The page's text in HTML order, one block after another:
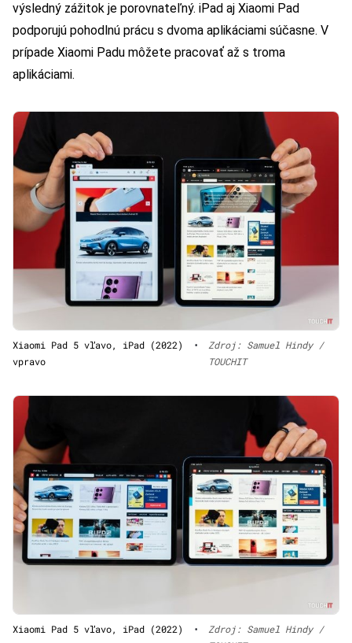
výsledný zážitok je porovnateľný. iPad aj Xiaomi Pad
podporujú pohodlnú prácu s dvoma aplikáciami súčasne. V
prípade Xiaomi Padu môžete pracovať až s troma
aplikáciami.
Xiaomi Pad 5 vľavo, iPad (2022)
vpravo
•
Zdroj: Samuel Hindy /
TOUCHIT
Xiaomi Pad 5 vľavo, iPad (2022)
•
Zdroj: Samuel Hindy /